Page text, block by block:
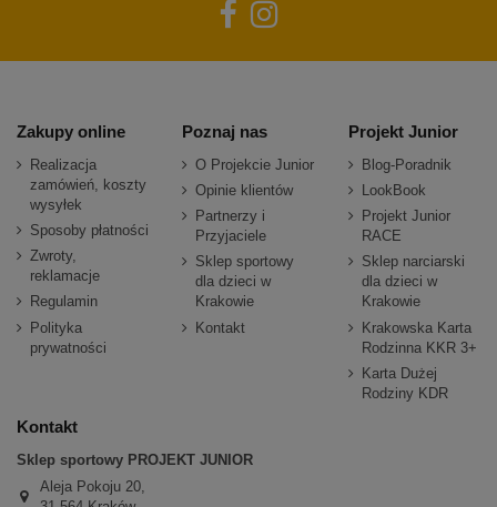
Zakupy online
Realizacja
zamówień, koszty
wysyłek
Sposoby płatności
Zwroty,
reklamacje
Regulamin
Polityka
prywatności
Poznaj nas
O Projekcie Junior
Opinie klientów
Partnerzy i
Przyjaciele
Sklep sportowy
dla dzieci w
Krakowie
Kontakt
Projekt Junior
Blog-Poradnik
LookBook
Projekt Junior
RACE
Sklep narciarski
dla dzieci w
Krakowie
Krakowska Karta
Rodzinna KKR 3+
Karta Dużej
Rodziny KDR
Kontakt
Sklep sportowy PROJEKT JUNIOR
Aleja Pokoju 20,